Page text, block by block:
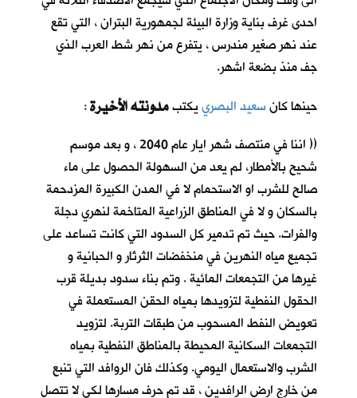
احدى غرف بناية وزارة البيئة لجمهورية البتران ، التي تقع
عند نهر صغير مندرس ، يتفرع من نهر شط العرب الذي
جف منذ بضعة اشهر.
حينها كانسعيد البصرييكتبمدونته الأخيرة:
(( اننا في منتصف شهر ايار عام 2040 ، و بعد موسم
شحيح بالأمطار، لم يعد من السهولة الحصول على ماء
صالح للشرب او الاستحمام لا في المدن الكبيرة المزدحمة
بالسكان و لا في المناطق الزراعية المتاخمة لنهري دجلة
والفرات. حيث تم تدمير كل السدود التي كانت تساعد على
تجميع مياه النهرين في منخفضات الثرثار و الحبانية و
غيرها من التجمعات المائية . وتم بناء سدود بديلة قرب
الحقول النفطية لتزويدها بمياه الحقن المستعملة في
تعويض النفط المسحوب من طبقات التربة. لتزويد
التجمعات السكانية المحيطة بالمناطق النفطية بمياه
الشرب والاستعمال اليومي. وكذلك فان الروافد التي تنبع
من خارج ارض الرافدين ، قد تم حرف مسارها لكي لا تتصل